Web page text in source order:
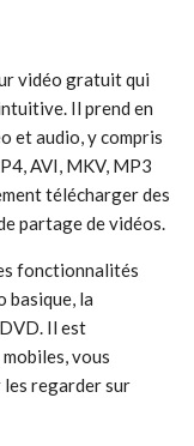
vidéo gratuit qui
Il prend en
et audio, y compris
AVI, MKV, MP3
télécharger des
partage de vidéos.
fonctionnalités
basique, la
Il est
vous
regarder sur